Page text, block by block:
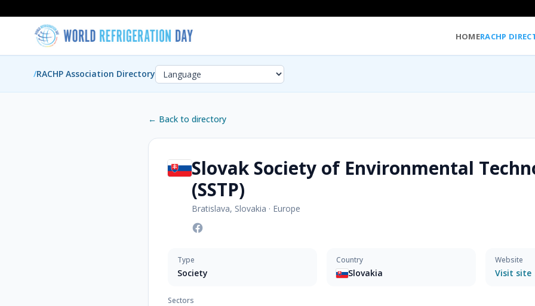
HOMERACHP
/RACHP Association Directory
← Back to directory
Slovak Society of Environmental
(SSTP)
Bratislava, Slovakia · Europe
Type
Society
Country
Slovakia
Website
Visit site
Sectors